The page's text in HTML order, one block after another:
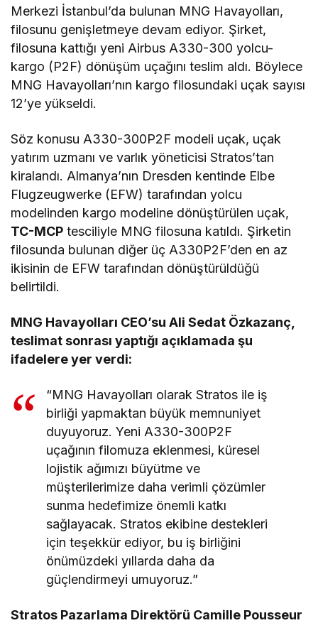
Merkezi İstanbul’da bulunan MNG Havayolları,
filosunu genişletmeye devam ediyor. Şirket,
filosuna kattığı yeni Airbus A330-300 yolcu-
kargo (P2F) dönüşüm uçağını teslim aldı. Böylece
MNG Havayolları’nın kargo filosundaki uçak sayısı
12’ye yükseldi.
Söz konusu A330-300P2F modeli uçak, uçak
yatırım uzmanı ve varlık yöneticisi Stratos’tan
kiralandı. Almanya’nın Dresden kentinde Elbe
Flugzeugwerke (EFW) tarafından yolcu
modelinden kargo modeline dönüştürülen uçak,
TC-MCP tesciliyle MNG filosuna katıldı. Şirketin
filosunda bulunan diğer üç A330P2F’den en az
ikisinin de EFW tarafından dönüştürüldüğü
belirtildi.
MNG Havayolları CEO’su Ali Sedat Özkazanç,
teslimat sonrası yaptığı açıklamada şu
ifadelere yer verdi:
“MNG Havayolları olarak Stratos ile iş
birliği yapmaktan büyük memnuniyet
duyuyoruz. Yeni A330-300P2F
uçağının filomuza eklenmesi, küresel
lojistik ağımızı büyütme ve
müşterilerimize daha verimli çözümler
sunma hedefimize önemli katkı
sağlayacak. Stratos ekibine destekleri
için teşekkür ediyor, bu iş birliğini
önümüzdeki yıllarda daha da
güçlendirmeyi umuyoruz.”
Stratos Pazarlama Direktörü Camille Pousseur